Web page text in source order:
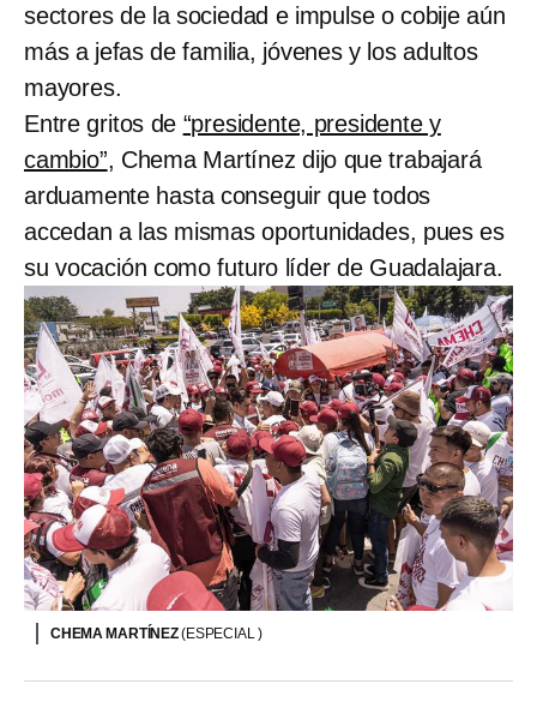
sectores de la sociedad e impulse o cobije aún
más a jefas de familia, jóvenes y los adultos
mayores.
Entre gritos de “presidente, presidente y
cambio”, Chema Martínez dijo que trabajará
arduamente hasta conseguir que todos
accedan a las mismas oportunidades, pues es
su vocación como futuro líder de Guadalajara.
CHEMA MARTÍNEZ(ESPECIAL )